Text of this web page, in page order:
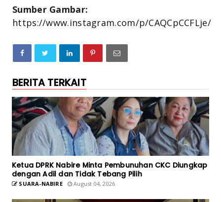
Sumber Gambar:
https://www.instagram.com/p/CAQCpCCFLje/
BERITA TERKAIT
Ketua DPRK Nabire Minta Pembunuhan CKC Diungkap
dengan Adil dan Tidak Tebang Pilih
SUARA-NABIRE August 04, 2026